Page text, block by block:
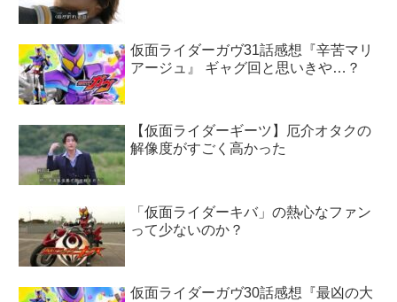
仮面ライダーガヴ31話感想『辛苦マリ
アージュ』 ギャグ回と思いきや…？
【仮面ライダーギーツ】厄介オタクの
解像度がすごく高かった
「仮面ライダーキバ」の熱心なファン
って少ないのか？
仮面ライダーガヴ30話感想『最凶の大